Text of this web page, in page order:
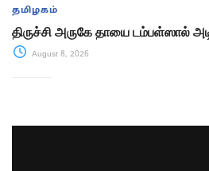
தமிழகம்
திருச்சி அருகே தாயை டம்பள்ஸால்
August 8, 2026